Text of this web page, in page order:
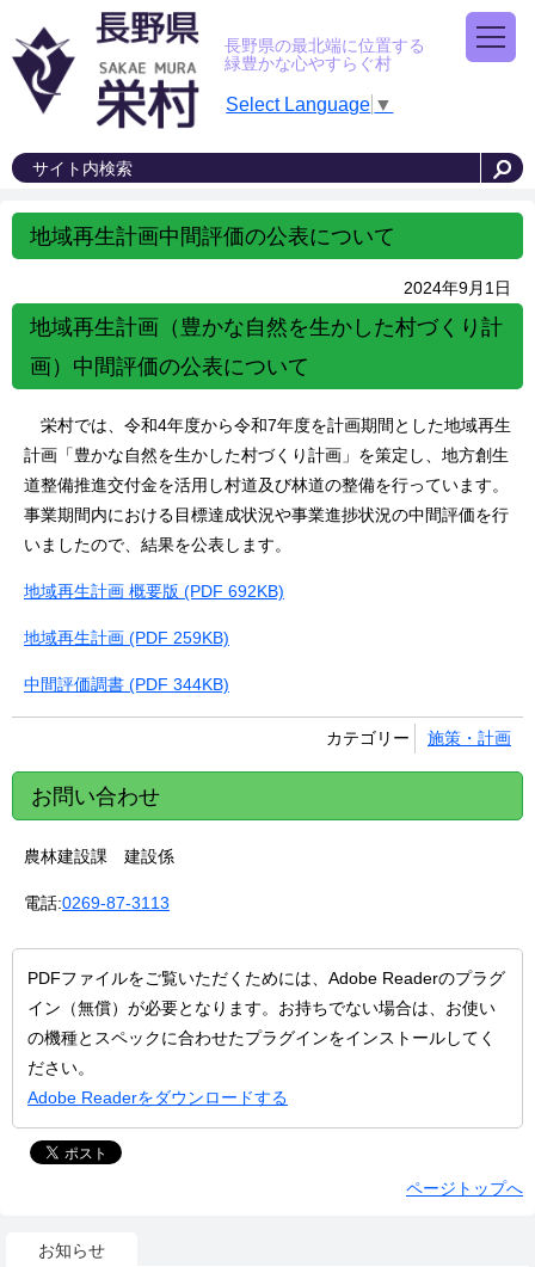
長野県の最北端に位置する
緑豊かな心やすらぐ村
Select Language ▼
地域再生計画中間評価の公表について
2024年9月1日
地域再生計画（豊かな自然を生かした村づくり計
画）中間評価の公表について
栄村では、令和4年度から令和7年度を計画期間とした地域再生
計画「豊かな自然を生かした村づくり計画」を策定し、地方創生
道整備推進交付金を活用し村道及び林道の整備を行っています。
事業期間内における目標達成状況や事業進捗状況の中間評価を行
いましたので、結果を公表します。
地域再生計画 概要版 (PDF 692KB)
地域再生計画 (PDF 259KB)
中間評価調書 (PDF 344KB)
カテゴリー 施策・計画
お問い合わせ
農林建設課 建設係
電話:0269-87-3113
PDFファイルをご覧いただくためには、Adobe Readerのプラグ
イン（無償）が必要となります。お持ちでない場合は、お使い
の機種とスペックに合わせたプラグインをインストールしてく
ださい。
Adobe Readerをダウンロードする
ページトップへ
お知らせ